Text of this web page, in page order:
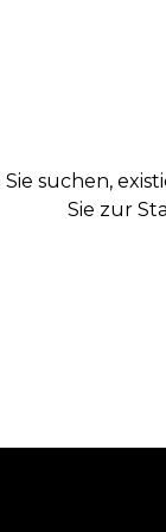
Sie suchen,
Sie zur